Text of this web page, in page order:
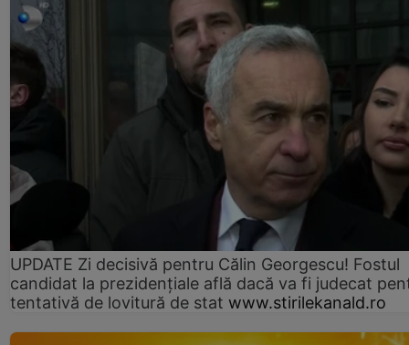
UPDATE Zi decisivă pentru Călin Georgescu! Fostul
candidat la prezidențiale află dacă va fi judecat
tentativă de lovitură de stat www.stirilekanald.ro